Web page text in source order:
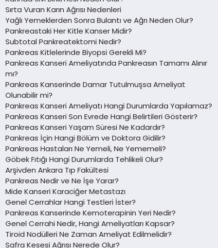
Sırta Vuran Karın Ağrısı Nedenleri
Yağlı Yemeklerden Sonra Bulantı ve Ağrı Neden Olur?
Pankreastaki Her Kitle Kanser Midir?
Subtotal Pankreatektomi Nedir?
Pankreas Kitlelerinde Biyopsi Gerekli Mi?
Pankreas Kanseri Ameliyatında Pankreasın Tamamı Alınır
mı?
Pankreas Kanserinde Damar Tutulmuşsa Ameliyat
Olunabilir mi?
Pankreas Kanseri Ameliyatı Hangi Durumlarda Yapılamaz?
Pankreas Kanseri Son Evrede Hangi Belirtileri Gösterir?
Pankreas Kanseri Yaşam Süresi Ne Kadardır?
Pankreas İçin Hangi Bölüm ve Doktora Gidilir?
Pankreas Hastaları Ne Yemeli, Ne Yememeli?
Göbek Fıtığı Hangi Durumlarda Tehlikeli Olur?
Arşivden Ankara Tıp Fakültesi
Pankreas Nedir ve Ne İşe Yarar?
Mide Kanseri Karaciğer Metastazı
Genel Cerrahlar Hangi Testleri İster?
Pankreas Kanserinde Kemoterapinin Yeri Nedir?
Genel Cerrahi Nedir, Hangi Ameliyatları Kapsar?
Tiroid Nodülleri Ne Zaman Ameliyat Edilmelidir?
Safra Kesesi Ağrısı Nerede Olur?